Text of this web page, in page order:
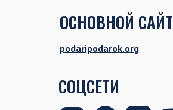
podaripodarok.org
ОСНОВНОЙ САЙТ
СОЦСЕТИ